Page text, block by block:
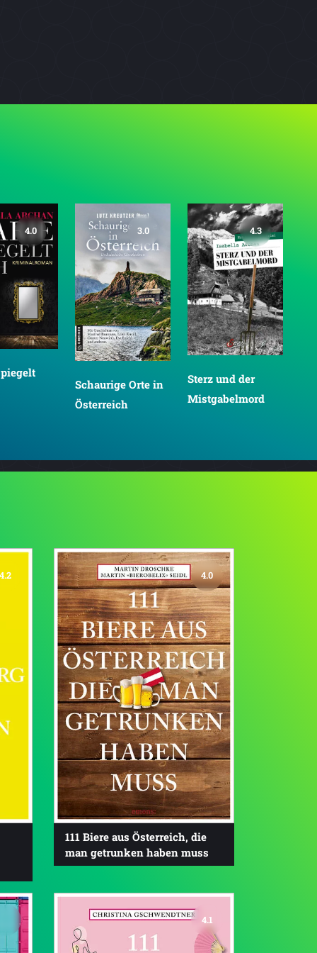
4.0 3.0
Schaurige Orte in
Österreich
4.3
Sterz und der
Mistgabelmord
4.2 4.0
111 Biere aus Österreich, die
man getrunken haben muss
4.1